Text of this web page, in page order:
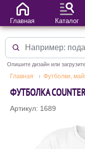
Опишите дизайн или
Главная Футболки,
ФУТБОЛКА
Артикул: 1689
Главная Каталог